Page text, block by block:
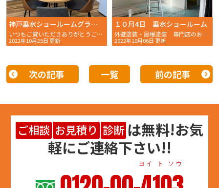
神戸垂水ショールームグランドオープン
いつもご覧いただきありがとうございます。 こんにちは
2022年10月25日 更新
１０月4日 垂水ショールーム
外壁塗装・屋根塗装 専門店のおかちゃんペイントです！
2022年10月06日 更新
次の記事 一覧 前の記事
ご相談 お見積り 診断 は無料!お気
軽にご連絡下さい!!
ヨイ ト ソウ